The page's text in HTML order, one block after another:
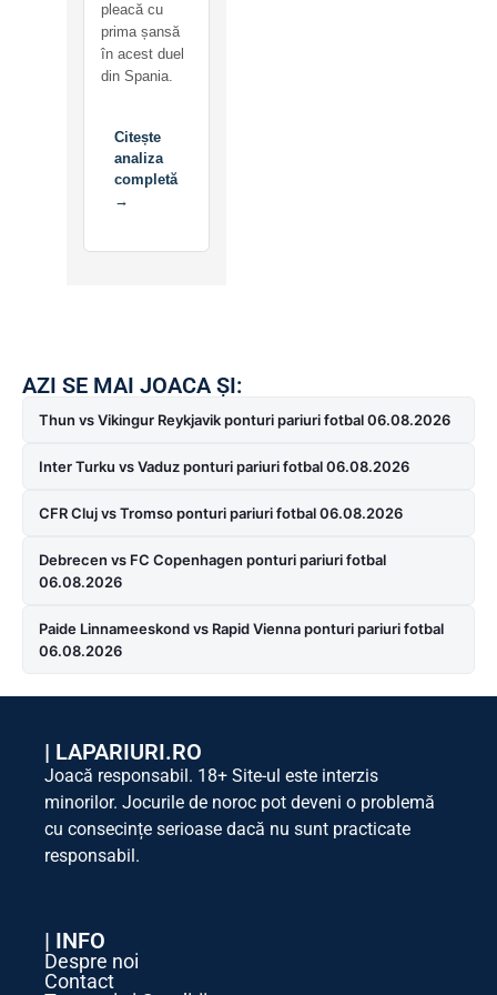
pleacă cu
prima șansă
în acest duel
din Spania.
Citește
analiza
completă
→
AZI SE MAI JOACA ȘI:
Thun vs Vikingur Reykjavik ponturi pariuri fotbal 06.08.2026
Inter Turku vs Vaduz ponturi pariuri fotbal 06.08.2026
CFR Cluj vs Tromso ponturi pariuri fotbal 06.08.2026
Debrecen vs FC Copenhagen ponturi pariuri fotbal
06.08.2026
Paide Linnameeskond vs Rapid Vienna ponturi pariuri fotbal
06.08.2026
| LAPARIURI.RO
Joacă responsabil. 18+ Site-ul este interzis
minorilor. Jocurile de noroc pot deveni o problemă
cu consecințe serioase dacă nu sunt practicate
responsabil.
| INFO
Despre noi
Contact